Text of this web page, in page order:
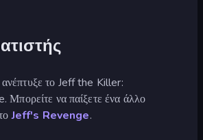
το Jeff the Killer:
να παίξετε ένα άλλο
Jeff's Revenge.